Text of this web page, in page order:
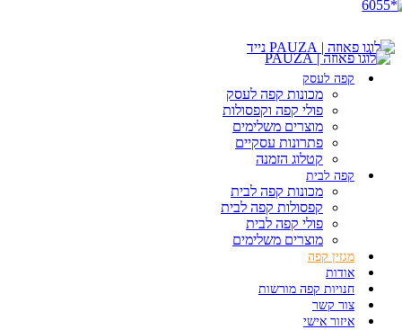
קפה לעסק
מכונות קפה לעסק
פולי קפה וקפסולות
מוצרים משלימים
פתרונות עסקיים
קטלוג הזמנה
קפה לבית
מכונות קפה לבית
קפסולות קפה לבית
פולי קפה לבית
מוצרים משלימים
מגזין קפה
אודות
חנויות קפה מורשות
צור קשר
איזור אישי